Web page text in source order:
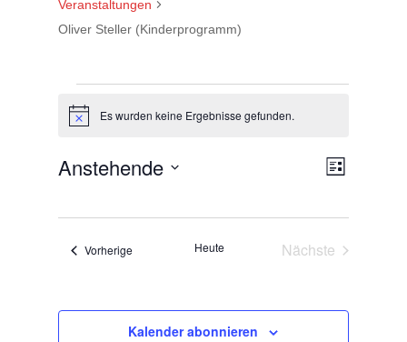
Veranstaltungen
Oliver Steller (Kinderprogramm)
HinweisEs wurden keine Ergebnisse gefunden.
Ansichten-
Navigation
Ansichten-
Liste
Anstehende
Vorherige Veranstaltungen
Heute
Nächste
Kalender abonnieren